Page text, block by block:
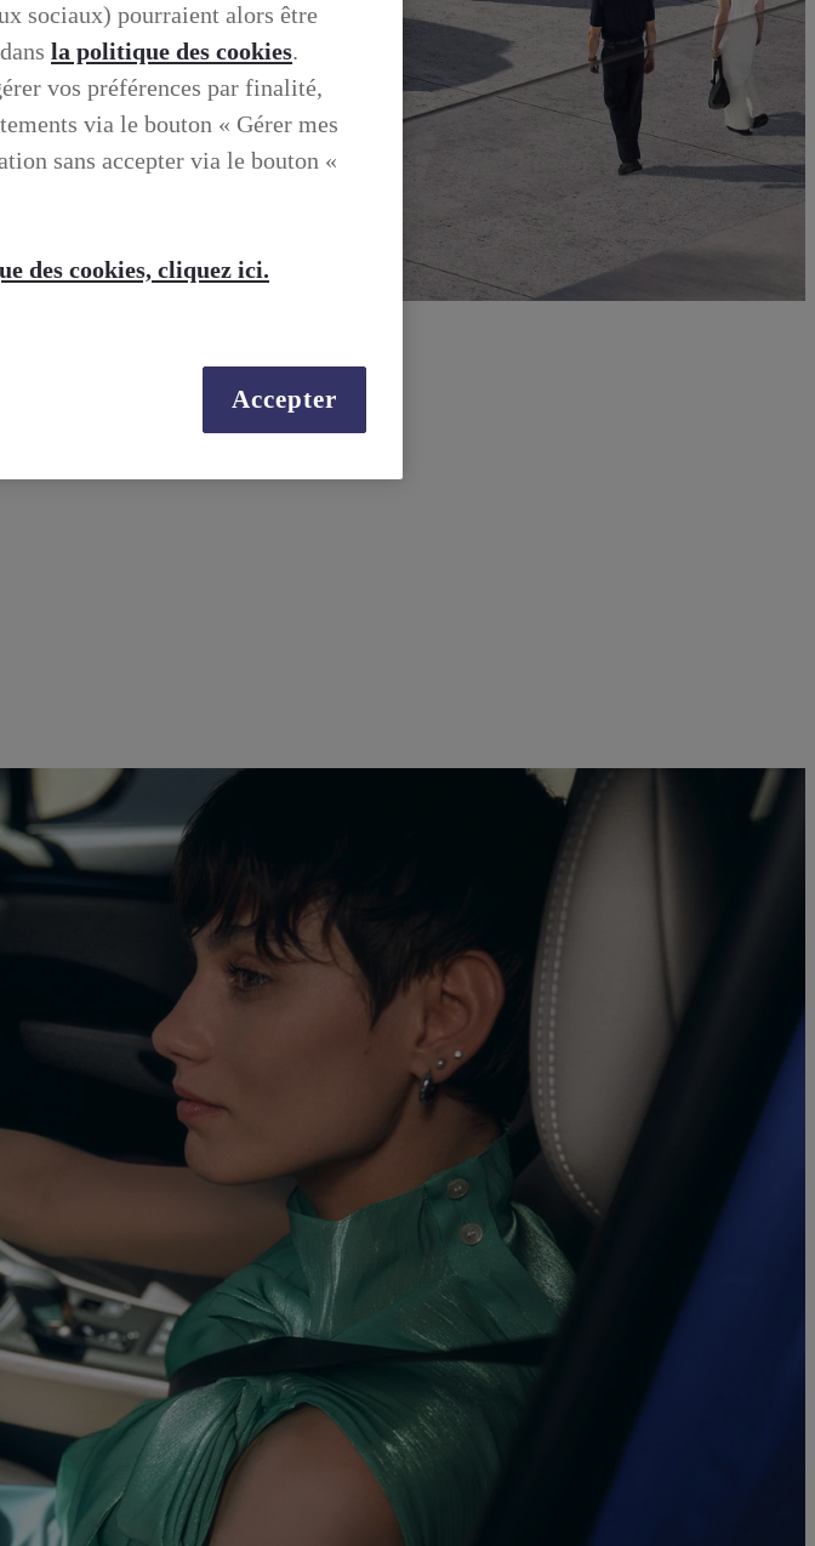
sociaux) pourraient alors être
la politique des cookies.
vos préférences par finalité,
via le bouton « Gérer mes
sans accepter via le bouton «
des cookies, cliquez ici.
Accepter